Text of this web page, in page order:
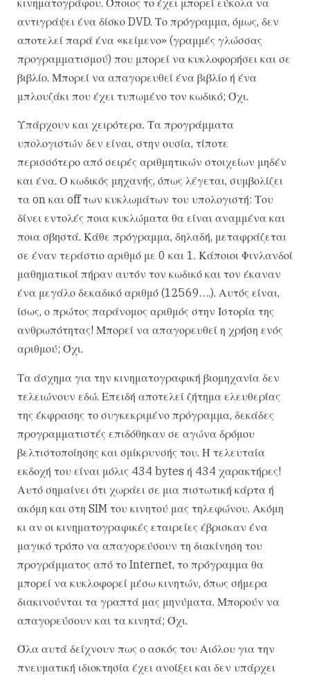
αντιγράψει ένα δίσκο DVD. Το πρόγραμμα, όμως, δεν
αποτελεί παρά ένα «κείμενο» (γραμμές γλώσσας
προγραμματισμού) που μπορεί να κυκλοφορήσει και σε
βιβλίο. Μπορεί να απαγορευθεί ένα βιβλίο ή ένα
μπλουζάκι που έχει τυπωμένο τον κωδικό; Όχι.
Υπάρχουν και χειρότερα. Τα προγράμματα
υπολογιστών δεν είναι, στην ουσία, τίποτε
περισσότερο από σειρές αριθμητικών στοιχείων μηδέν
και ένα. Ο κωδικός μηχανής, όπως λέγεται, συμβολίζει
τα on και off των κυκλωμάτων του υπολογιστή: Του
δίνει εντολές ποια κυκλώματα θα είναι αναμμένα και
ποια σβηστά. Κάθε πρόγραμμα, δηλαδή, μεταφράζεται
σε έναν τεράστιο αριθμό με 0 και 1. Κάποιοι Φινλανδοί
μαθηματικοί πήραν αυτόν τον κωδικό και τον έκαναν
ένα μεγάλο δεκαδικό αριθμό (12569….). Αυτός είναι,
ίσως, ο πρώτος παράνομος αριθμός στην Ιστορία της
ανθρωπότητας! Μπορεί να απαγορευθεί η χρήση ενός
αριθμού; Όχι.
Τα άσχημα για την κινηματογραφική βιομηχανία δεν
τελειώνουν εδώ. Επειδή αποτελεί ζήτημα ελευθερίας
της έκφρασης το συγκεκριμένο πρόγραμμα, δεκάδες
προγραμματιστές επιδόθηκαν σε αγώνα δρόμου
βελτιστοποίησης και σμίκρυνσής του. Η τελευταία
εκδοχή του είναι μόλις 434 bytes ή 434 χαρακτήρες!
Αυτό σημαίνει ότι χωράει σε μια πιστωτική κάρτα ή
ακόμη και στη SIM του κινητού μας τηλεφώνου. Ακόμη
κι αν οι κινηματογραφικές εταιρείες έβρισκαν ένα
μαγικό τρόπο να απαγορεύσουν τη διακίνηση του
προγράμματος από το Internet, το πρόγραμμα θα
μπορεί να κυκλοφορεί μέσω κινητών, όπως σήμερα
διακινούνται τα γραπτά μας μηνύματα. Μπορούν να
απαγορεύσουν και τα κινητά; Όχι.
Όλα αυτά δείχνουν πως ο ασκός του Αιόλου για την
πνευματική ιδιοκτησία έχει ανοίξει και δεν υπάρχει